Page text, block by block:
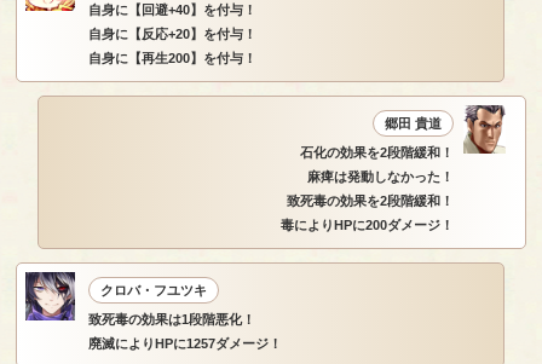
自身に【回避+40】を付与！
自身に【反応+20】を付与！
自身に【再生200】を付与！
郷田 貴道
石化の効果を2段階緩和！
麻痺は発動しなかった！
致死毒の効果を2段階緩和！
毒によりHPに200ダメージ！
クロバ・フユツキ
致死毒の効果は1段階悪化！
廃滅によりHPに1257ダメージ！